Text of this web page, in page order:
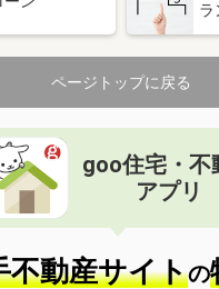
住 所
奈良県大和郡山市九
専有面積 31.33m²
間取り
1K
盤町
価 格
住 所
奈良県橿原市常盤町
専有面積 20.28m²
間取り
1K
ラ
ページトップに戻る
goo住宅・不
アプリ
不動産サイトの